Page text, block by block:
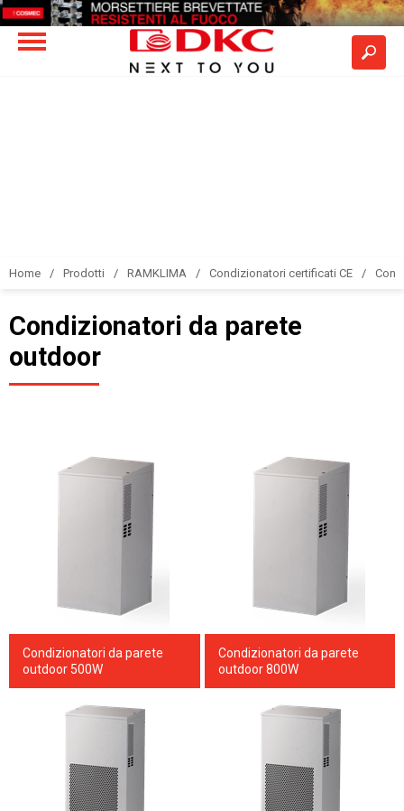
Home Prodotti RAMKLIMA Condizionatori certificati CE
Condizionatori da parete
outdoor
Condizionatori da parete
outdoor 500W
Condizionatori da parete
outdoor 800W